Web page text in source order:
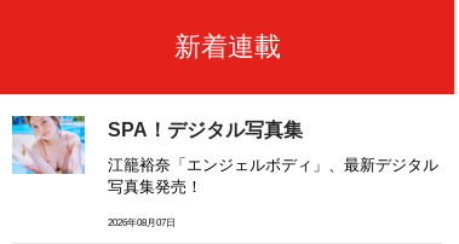
新着連載
SPA！デジタル写真集
江籠裕奈「エンジェルボディ」、最新デジタル
写真集発売！
2026年08月07日